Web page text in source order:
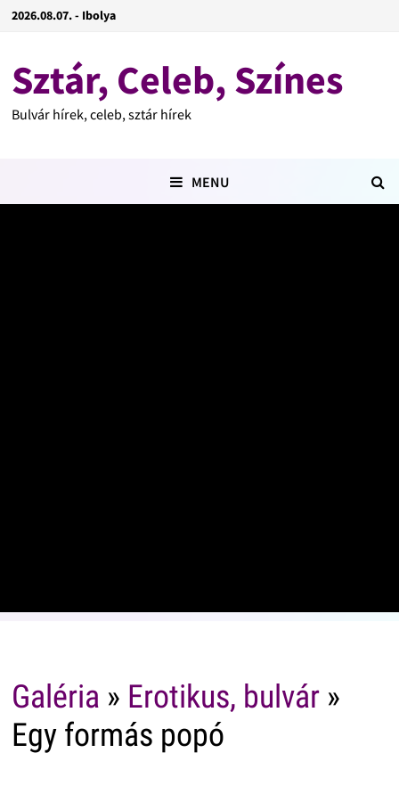
2026.08.07. - Ibolya
Sztár, Celeb, Színes
Bulvár hírek, celeb, sztár hírek
MENU
Galéria » Erotikus, bulvár»
Egy formás popó